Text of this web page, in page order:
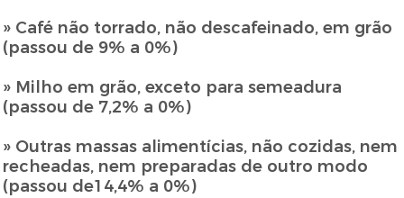
» Café não torrado, não descafeinado, em grão
(passou de 9% a 0%)
» Milho em grão, exceto para semeadura
(passou de 7,2% a 0%)
» Outras massas alimentícias, não cozidas, nem
recheadas, nem preparadas de outro modo
(passou de14,4% a 0%)